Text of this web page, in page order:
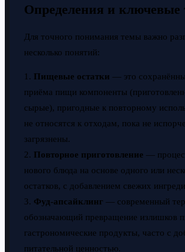
Определения и
Для точного понимания темы важно
несколько понятий:
1. Пищевые остатки — это
приёма пищи компоненты
сырые), пригодные к повторному
не относятся к отходам, пока не
загрязнены.
2. Повторное приготовление —
нового блюда на основе одного или
остатков, с добавлением свежих
3. Фуд-апсайклинг — современный
обозначающий превращение излишков
гастрономические продукты, часто с
питательной ценностью.